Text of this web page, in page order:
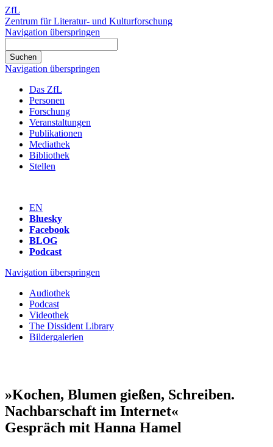
ZfL
Zentrum für Literatur- und Kulturforschung
Navigation überspringen
Navigation überspringen
Das ZfL
Personen
Forschung
Veranstaltungen
Publikationen
Mediathek
Bibliothek
Stellen
EN
Bluesky
Facebook
BLOG
Podcast
Navigation überspringen
Audiothek
Podcast
Videothek
The Dissident Library
Bildergalerien
»Kochen, Blumen gießen, Schreiben.
Nachbarschaft im Internet«
Gespräch mit Hanna Hamel